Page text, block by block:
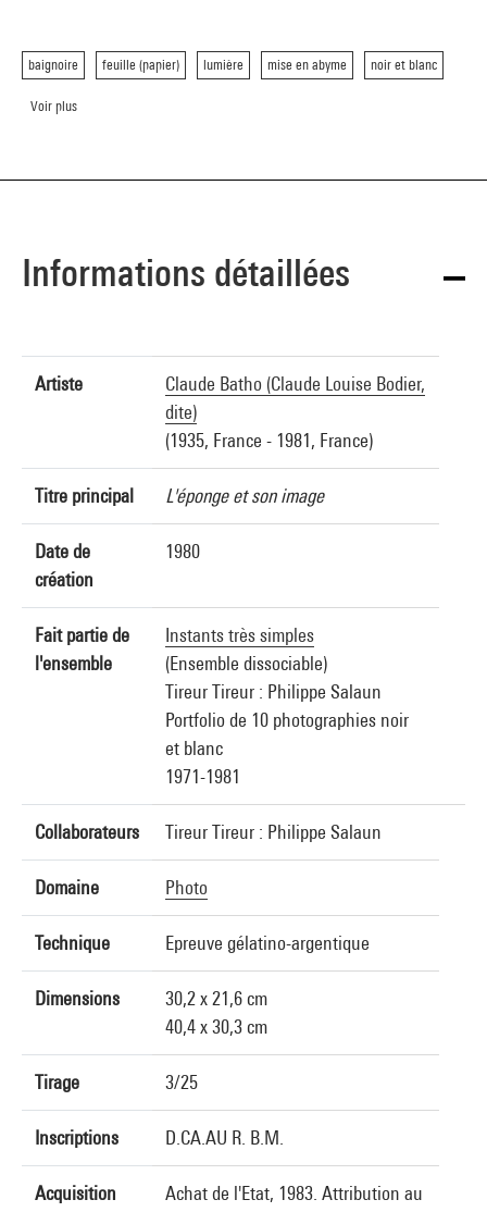
baignoire feuille (papier) lumière mise en abyme noir et blanc
Voir plus
Informations détaillées
Artiste
Claude Batho (Claude Louise Bodier,
dite)
(1935, France - 1981, France)
Titre principal L'éponge et son image
Date de
création
1980
Fait partie de
l'ensemble
Instants très simples
(Ensemble dissociable)
Tireur Tireur : Philippe Salaun
Portfolio de 10 photographies noir
et blanc
1971-1981
Collaborateurs Tireur Tireur : Philippe Salaun
Domaine Photo
Technique Epreuve gélatino-argentique
Dimensions
30,2 x 21,6 cm
40,4 x 30,3 cm
Tirage 3/25
Inscriptions D.CA.AU R. B.M.
Acquisition
Achat de l'Etat, 1983. Attribution au